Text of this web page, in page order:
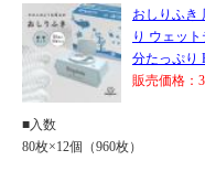
おしりふき
り ウェッ
分たっぷり
販売価格：
■入数
80枚×12個（960枚）